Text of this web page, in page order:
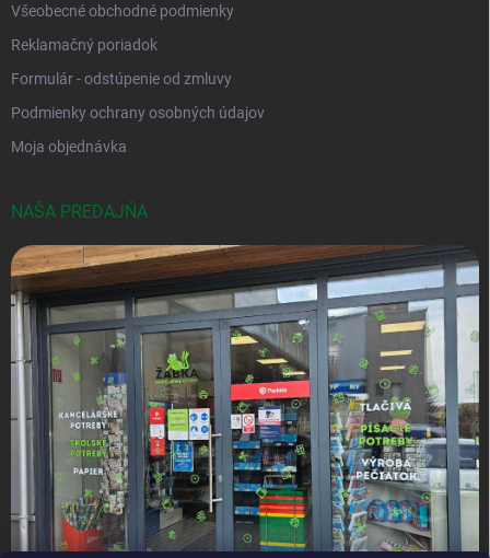
Všeobecné obchodné podmienky
Reklamačný poriadok
Formulár - odstúpenie od zmluvy
Podmienky ochrany osobných údajov
Moja objednávka
NAŠA PREDAJŇA